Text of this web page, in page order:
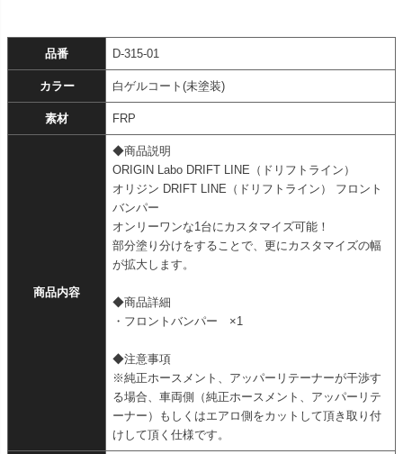
品番 D-315-01
カラー 白ゲルコート(未塗装)
素材 FRP
商品内容
◆商品説明
ORIGIN Labo DRIFT LINE（ドリフトライン）
オリジン DRIFT LINE（ドリフトライン） フロント
バンパー
オンリーワンな1台にカスタマイズ可能！
部分塗り分けをすることで、更にカスタマイズの幅
が拡大します。
◆商品詳細
・フロントバンパー ×1
◆注意事項
※純正ホースメント、アッパーリテーナーが干渉す
る場合、車両側（純正ホースメント、アッパーリテ
ーナー）もしくはエアロ側をカットして頂き取り付
けして頂く仕様です。